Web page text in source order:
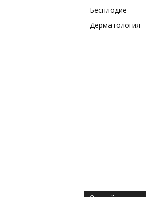
Бесплодие
Дерматология